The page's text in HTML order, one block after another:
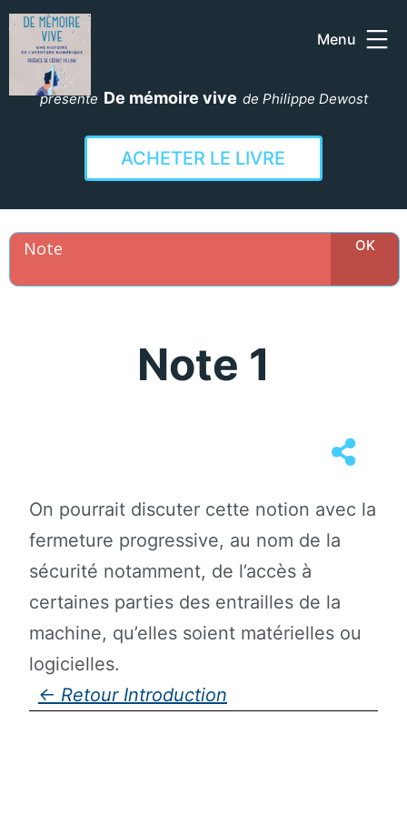
Aller
contenu
Menu
présente De mémoire vive de Philippe Dewost
ACHETER LE LIVRE
Note 1
On pourrait discuter cette notion avec la
fermeture progressive, au nom de la
sécurité notamment, de l’accès à
certaines parties des entrailles de la
machine, qu’elles soient matérielles ou
logicielles.
Introduction